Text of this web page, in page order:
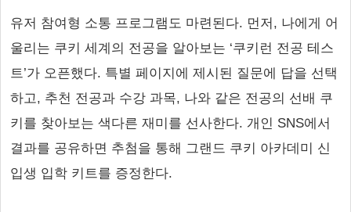
유저 참여형 소통 프로그램도 마련된다. 먼저, 나에게 어
울리는 쿠키 세계의 전공을 알아보는 ‘쿠키런 전공 테스
트’가 오픈했다. 특별 페이지에 제시된 질문에 답을 선택
하고, 추천 전공과 수강 과목, 나와 같은 전공의 선배 쿠
키를 찾아보는 색다른 재미를 선사한다. 개인 SNS에서
결과를 공유하면 추첨을 통해 그랜드 쿠키 아카데미 신
입생 입학 키트를 증정한다.